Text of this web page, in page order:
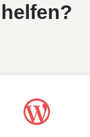
helfen?
